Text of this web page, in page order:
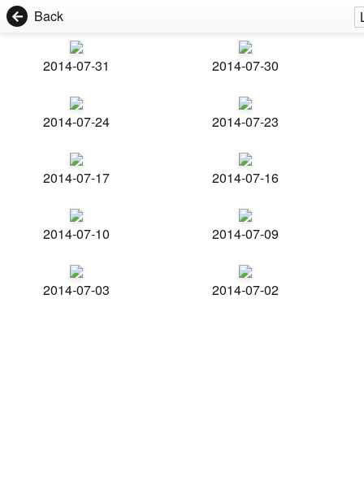
Back
2014-07-31 2014-07-30
2014-07-24 2014-07-23
2014-07-17 2014-07-16
2014-07-10 2014-07-09
2014-07-03 2014-07-02